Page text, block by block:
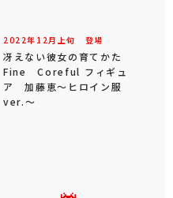
2022年 12 月 上旬 登場
冴えない彼女の育てかた
Fine Coreful フィギュ
ア 加藤恵～ヒロイン服
ver.～